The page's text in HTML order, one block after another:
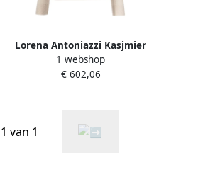
Lorena Antoniazzi Kasjmier
Coltrui Trui in Beige Dames
1 webshop
€ 602,06
van 1